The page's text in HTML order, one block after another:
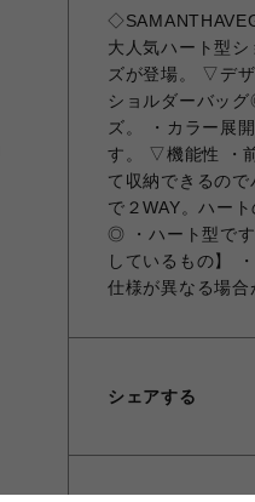
大人気ハート型
ズが登場。 ▽デ
ショルダーバッ
ズ。 ・カラー展
す。 ▽機能性 ・
て収納できるの
で２WAY。ハー
◎ ・ハート型で
しているもの】
仕様が異なる場合
シェアする